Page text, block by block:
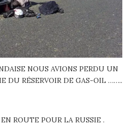
NOUS AVIONS PERDU UN
DU RÉSERVOIR DE GAS-OIL ……..
ROUTE POUR LA RUSSIE .